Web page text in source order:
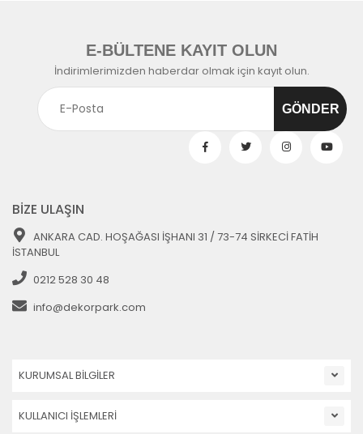
E-BÜLTENE KAYIT OLUN
İndirimlerimizden haberdar olmak için kayıt olun.
BİZE ULAŞIN
ANKARA CAD. HOŞAĞASI İŞHANI 31 / 73-74 SİRKECİ FATİH
İSTANBUL
0212 528 30 48
info@dekorpark.com
KURUMSAL BİLGİLER
KULLANICI İŞLEMLERİ